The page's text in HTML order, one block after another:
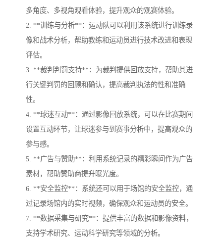
多角度、多视角观看体验，提升观众的观赛体验。
2. **训练与分析**：运动队可以利用该系统进行训练录
像和战术分析，帮助教练和运动员进行技术改进和表现
评估。
3. **裁判判罚支持**：为裁判提供回放支持，帮助其进
行关键判罚的回顾和确认，提高裁判执法的性和准确
性。
4. **球迷互动**：通过影像回放系统，可以在比赛期间
设置互动环节，让球迷参与到赛事分析中，提高观众的
参与感。
5. **广告与赞助**：利用系统记录的精彩瞬间作为广告
素材，帮助赞助商提升曝光度。
6. **安全监控**：系统还可以用于场馆的安全监控，通
过记录场馆内的实时视频，确保观众和运动员的安全。
7. **数据采集与研究**：提供丰富的数据和影像资料，
支持学术研究、运动科学研究等领域的分析。